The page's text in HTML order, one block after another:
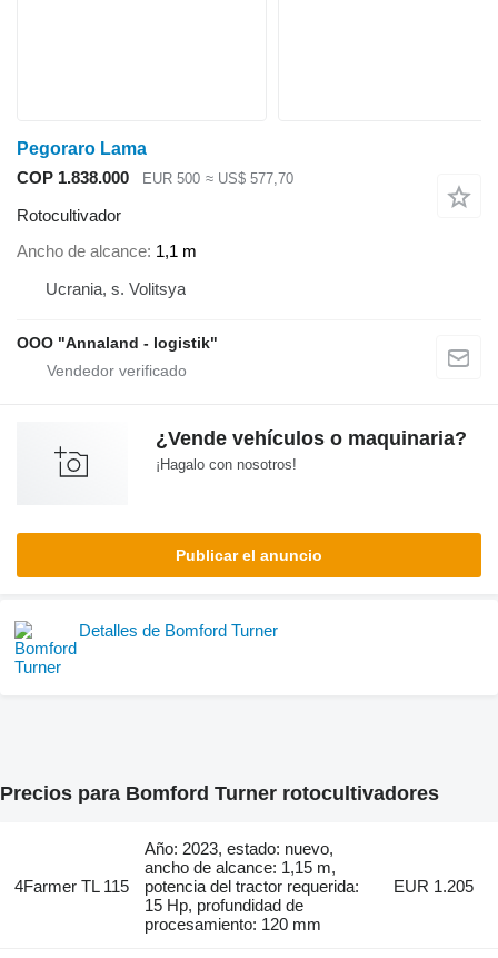
Pegoraro Lama
COP 1.838.000
EUR 500 ≈ US$ 577,70
Rotocultivador
Ancho de alcance 1,1 m
Ucrania, s. Volitsya
OOO "Annaland - logistik"
¿Vende vehículos o maquinaria?
¡Hagalo con nosotros!
Publicar el anuncio
Detalles de Bomford Turner
Precios para Bomford Turner rotocultivadores
4Farmer TL 115
Año: 2023, estado: nuevo,
ancho de alcance: 1,15 m,
potencia del tractor requerida:
15 Hp, profundidad de
procesamiento: 120 mm
EUR 1.205